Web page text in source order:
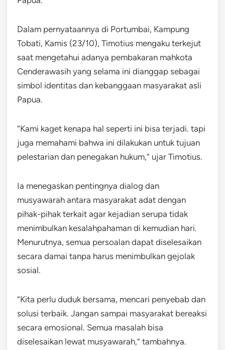
Dalam pernyataannya di Portumbai, Kampung
Tobati, Kamis (23/10), Timotius mengaku terkejut
saat mengetahui adanya pembakaran mahkota
Cenderawasih yang selama ini dianggap sebagai
simbol identitas dan kebanggaan masyarakat asli
Papua.
“Kami kaget kenapa hal seperti ini bisa terjadi. tapi
juga memahami bahwa ini dilakukan untuk tujuan
pelestarian dan penegakan hukum,” ujar Timotius.
Ia menegaskan pentingnya dialog dan
musyawarah antara masyarakat adat dengan
pihak-pihak terkait agar kejadian serupa tidak
menimbulkan kesalahpahaman di kemudian hari.
Menurutnya, semua persoalan dapat diselesaikan
secara damai tanpa harus menimbulkan gejolak
sosial.
“Kita perlu duduk bersama, mencari penyebab dan
solusi terbaik. Jangan sampai masyarakat bereaksi
secara emosional. Semua masalah bisa
diselesaikan lewat musyawarah,” tambahnya.